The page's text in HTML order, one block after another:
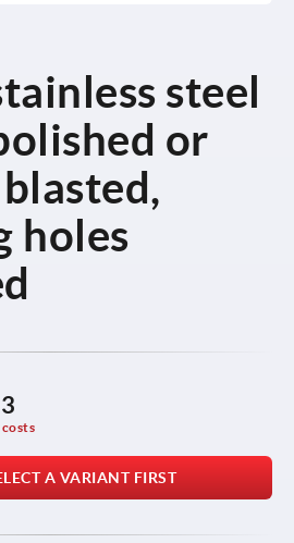
steel
or
holes
A VARIANT FIRST